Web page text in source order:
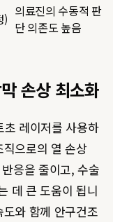
) 의료진의 수동적 판
단 의존도 높음
손상 최소화
레이저를 사용하
으로의 열 손상
응을 줄이고, 수술
데 큰 도움이 됩니
와 함께 안구건조